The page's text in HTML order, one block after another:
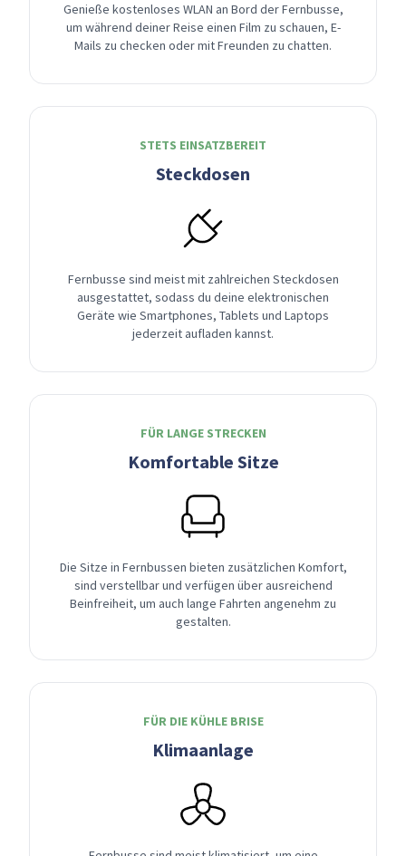
Genieße kostenloses WLAN an Bord der Fernbusse,
um während deiner Reise einen Film zu schauen, E-
Mails zu checken oder mit Freunden zu chatten.
STETS EINSATZBEREIT
Steckdosen
Fernbusse sind meist mit zahlreichen Steckdosen
ausgestattet, sodass du deine elektronischen
Geräte wie Smartphones, Tablets und Laptops
jederzeit aufladen kannst.
FÜR LANGE STRECKEN
Komfortable Sitze
Die Sitze in Fernbussen bieten zusätzlichen Komfort,
sind verstellbar und verfügen über ausreichend
Beinfreiheit, um auch lange Fahrten angenehm zu
gestalten.
FÜR DIE KÜHLE BRISE
Klimaanlage